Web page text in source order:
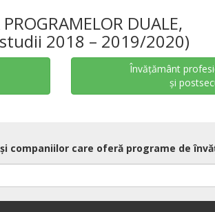
DUALE,
2018 – 2019/2020)
Învățământ
și
companiilor care oferă programe de